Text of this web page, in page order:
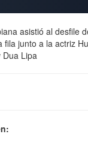
asistió al desfile
fila junto a la actriz
Lipa